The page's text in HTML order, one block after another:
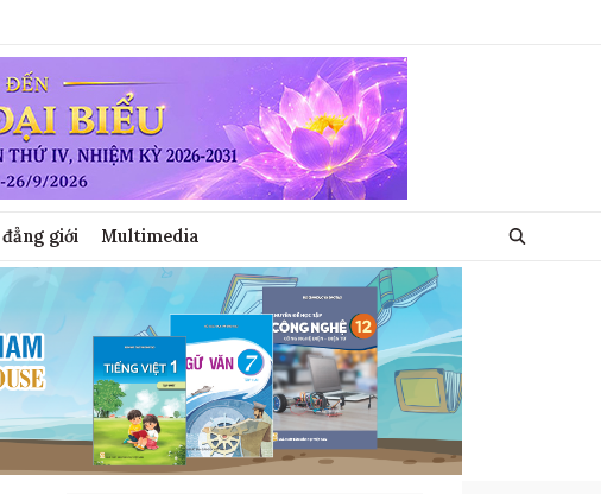
giới Multimedia